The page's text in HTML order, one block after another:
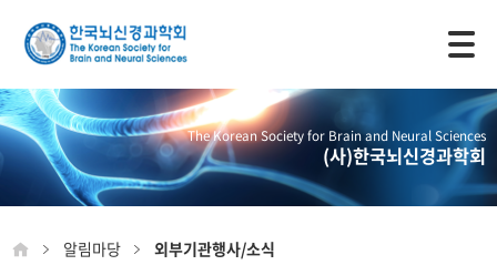
The Korean Society for Brain and Neural Sciences
(사)한국뇌신경과학회
알림마당 외부기관행사/소식